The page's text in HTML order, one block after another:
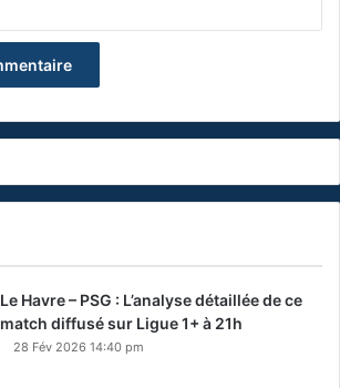
Le Havre – PSG : L’analyse détaillée de ce
match diffusé sur Ligue 1+ à 21h
28 Fév 2026 14:40 pm